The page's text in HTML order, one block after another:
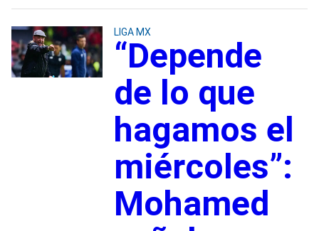
LIGA MX
“Depende
de lo que
hagamos el
miércoles”:
Mohamed